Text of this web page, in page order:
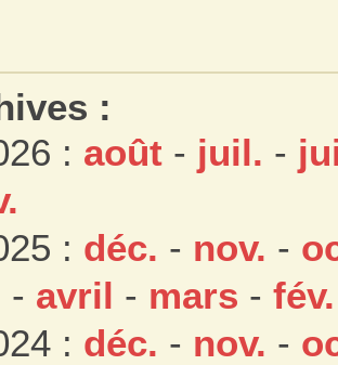
:
: août - juil. -
: déc. - nov. -
- avril - mars -fév.
: déc. - nov. -